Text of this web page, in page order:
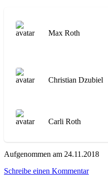
Max Roth
Christian Dzubiel
Carli Roth
Aufgenommen am 24.11.2018
Schreibe einen Kommentarzu